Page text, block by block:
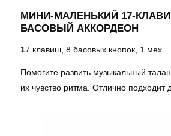
МИНИ-МАЛЕНЬКИЙ 17-
БАСОВЫЙ АККОРДЕОН
17 клавиш, 8 басовых кнопок, 1 мех.
Помогите развить музыкальный
их чувство ритма. Отлично